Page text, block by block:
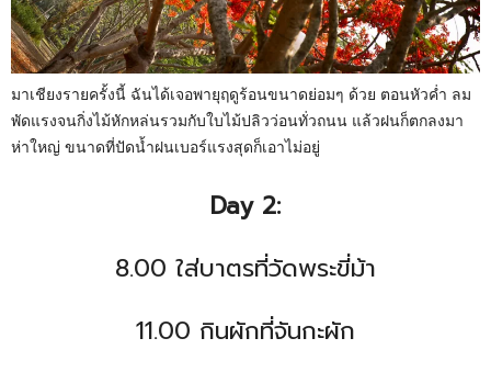
มาเชียงรายครั้งนี้ ฉันได้เจอพายุฤดูร้อนขนาดย่อมๆ ด้วย ตอนหัวค่ำ ลม
พัดแรงจนกิ่งไม้หักหล่นรวมกับใบไม้ปลิวว่อนทั่วถนน แล้วฝนก็ตกลงมา
ห่าใหญ่ ขนาดที่ปัดน้ำฝนเบอร์แรงสุดก็เอาไม่อยู่
Day 2:
8.00 ใส่บาตรที่วัดพระขี่ม้า
11.00 กินผักที่จันกะผัก